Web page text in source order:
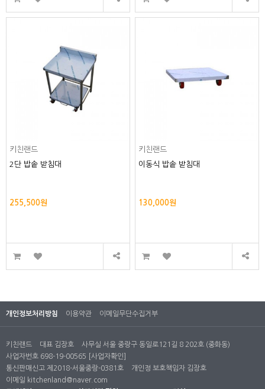
키친랜드
2단 밥솥 받침대
255,500원
키친랜드
이동식 밥솥 받침대
130,000원
개인정보처리방침 이용약관 이메일무단수집거부
키친랜드 대표 김장호
사무실 서울 중랑구 동일로121길 8 202호 (중화동)
사업자번호 698-19-00565
[사업자확인]
통신판매신고 제2018-서울중랑-0381호
개인정 보호책임자 김장호
이메일 kitchenland@naver.com